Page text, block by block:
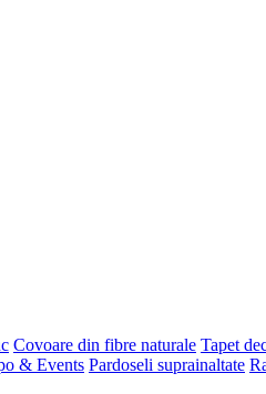
Covoare din fibre naturale Tapet
& Events Pardoseli suprainaltate